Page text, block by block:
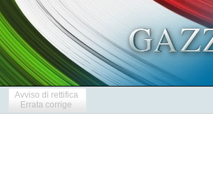
Avviso di rettifica
Errata corrige